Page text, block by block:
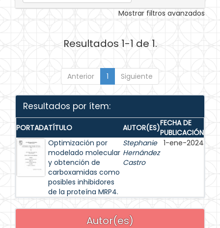
Mostrar filtros avanzados
Resultados 1-1 de 1.
Anterior 1 Siguiente
Resultados por ítem:
PORTADATÍTULO AUTOR(ES)FECHA DE
PUBLICACIÓN
Optimización por
modelado molecular
y obtención de
carboxamidas como
posibles inhibidores
de la proteína MRP4.
Stephanie
Hernández
Castro
1-ene-2024
Autor(es)